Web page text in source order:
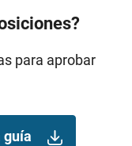
para aprobar
guía